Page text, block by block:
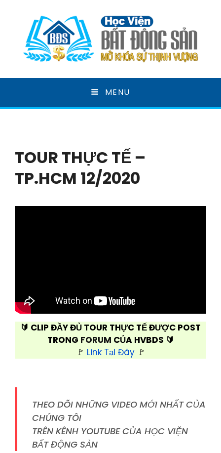
HỌC VIỆN BẤT ĐỘNG
SẢN
MENU
TOUR THỰC TẾ –
TP.HCM 12/2020
🔰 CLIP ĐẦY ĐỦ TOUR THỰC TẾ ĐƯỢC POST
TRONG FORUM CỦA HVBDS 🔰
🚩 Link Tại Đây🚩
THEO DÕI NHỮNG VIDEO MỚI NHẤT CỦA
CHÚNG TÔI
TRÊN KÊNH YOUTUBE CỦA HỌC VIỆN
BẤT ĐỘNG SẢN